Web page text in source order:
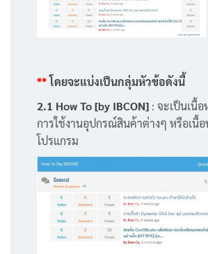
**โดยจะแบ่งเป็นกลุ่มหัวข้อดังนี้
2.1 How To [by IBCON] : จะเป็นเนื้อ
การใช้งานอุปกรณ์สินค้าต่างๆ หรือเนื้อ
โปรแกรม